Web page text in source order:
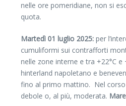
nelle ore pomeridiane, non si
quota.
Martedì 01 luglio 2025: per
cumuliformi sui contrafforti
nelle zone interne e tra +22°C
hinterland napoletano e
fino al primo mattino. Nel
debole o, al più, moderata.